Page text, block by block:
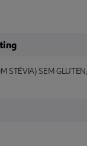
STÉVIA) SEM